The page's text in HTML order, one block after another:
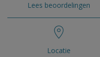
Lees beoordelingen
Locatie